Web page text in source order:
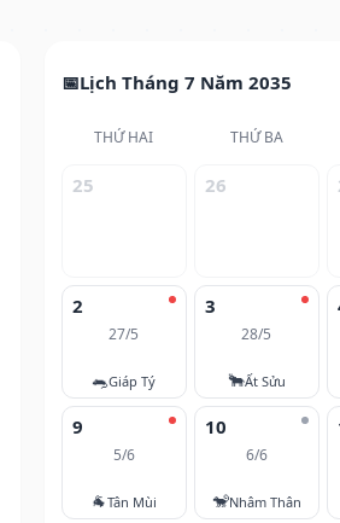
Lịch Tháng 7 Năm 2035
THỨ HAI THỨ BA
25 26
2
27/5
🐀Giáp Tý
3
28/5
🐂Ất Sửu
9
5/6
🐐Tân Mùi
10
6/6
🐒Nhâm Thân